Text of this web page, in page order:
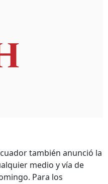
también anunció la
medio y vía de
Para los